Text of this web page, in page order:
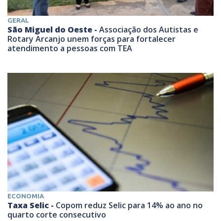
GERAL
São Miguel do Oeste - Associação dos Autistas e
Rotary Arcanjo unem forças para fortalecer
atendimento a pessoas com TEA
ECONOMIA
Taxa Selic - Copom reduz Selic para 14% ao ano no
quarto corte consecutivo